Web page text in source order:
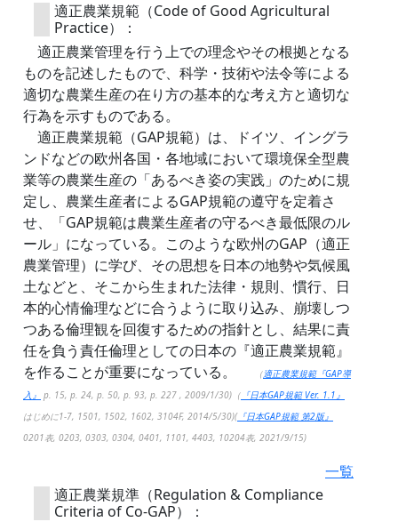
適正農業規範（Code of Good Agricultural
Practice）：
適正農業管理を行う上での理念やその根拠となる
ものを記述したもので、科学・技術や法令等による
適切な農業生産の在り方の基本的な考え方と適切な
行為を示すものである。
適正農業規範（GAP規範）は、ドイツ、イングラ
ンドなどの欧州各国・各地域において環境保全型農
業等の農業生産の「あるべき姿の実践」のために規
定し、農業生産者によるGAP規範の遵守を定着さ
せ、「GAP規範は農業生産者の守るべき最低限のル
ール」になっている。このような欧州のGAP（適正
農業管理）に学び、その思想を日本の地勢や気候風
土などと、そこから生まれた法律・規則、慣行、日
本的心情倫理などに合うように取り込み、崩壊しつ
つある倫理観を回復するための指針とし、結果に責
任を負う責任倫理としての日本の『適正農業規範』
を作ることが重要になっている。
（適正農業規範『GAP導
入』 p. 15, p. 24, p. 50, p. 93, p. 227 , 2009/1/30)（ 『日本GAP規範 Ver. 1.1』
はじめに1-7, 1501, 1502, 1602, 3104F, 2014/5/30)(『日本GAP規範 第2版』
0201表, 0203, 0303, 0304, 0401, 1101, 4403, 10204表, 2021/9/15)
一覧
適正農業規準（Regulation & Compliance
Criteria of Co-GAP）：